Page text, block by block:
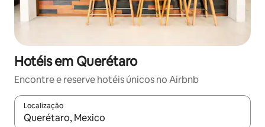
Hotéis em Querétaro
Encontre e reserve hotéis únicos no Airbnb
Localização
Quando os resultados estiverem disponíveis, explore-os